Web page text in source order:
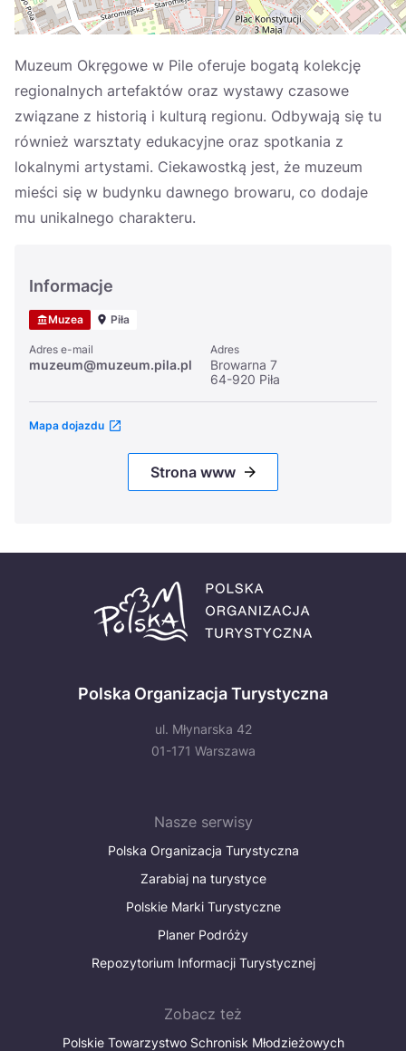
Muzeum Okręgowe w Pile oferuje bogatą kolekcję
regionalnych artefaktów oraz wystawy czasowe
związane z historią i kulturą regionu. Odbywają się tu
również warsztaty edukacyjne oraz spotkania z
lokalnymi artystami. Ciekawostką jest, że muzeum
mieści się w budynku dawnego browaru, co dodaje
mu unikalnego charakteru.
Informacje
Muzea Piła
Adres e-mail
muzeum@muzeum.pila.pl
Adres
Browarna 7
64-920 Piła
Mapa dojazdu
Strona www
Polska Organizacja Turystyczna
ul. Młynarska 42
01-171 Warszawa
Nasze serwisy
Polska Organizacja Turystyczna
Zarabiaj na turystyce
Polskie Marki Turystyczne
Planer Podróży
Repozytorium Informacji Turystycznej
Zobacz też
Polskie Towarzystwo Schronisk Młodzieżowych